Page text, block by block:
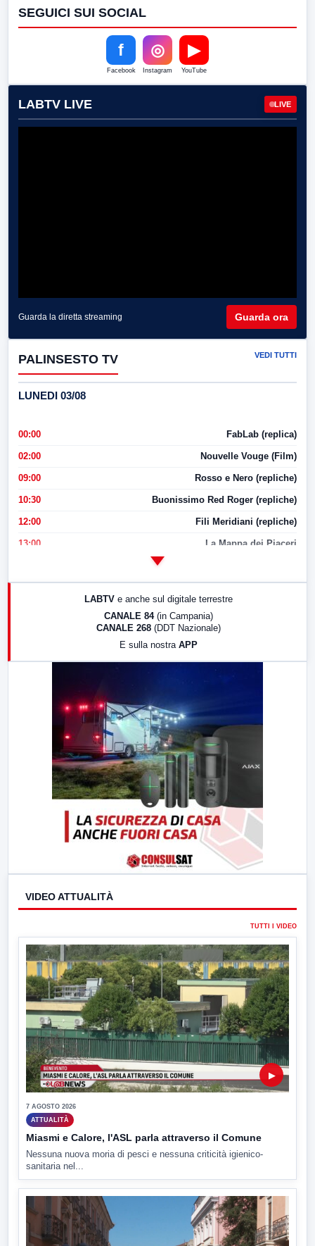
SEGUICI SUI SOCIAL
f
Facebook
◎
Instagram
▶
YouTube
LABTV LIVE LIVE
Guarda la diretta streaming Guarda ora
PALINSESTO TV VEDI TUTTI
LUNEDI 03/08
00:00 FabLab (replica)
02:00 Nouvelle Vouge (Film)
09:00 Rosso e Nero (repliche)
10:30 Buonissimo Red Roger (repliche)
12:00 Fili Meridiani (repliche)
13:00 La Mappa dei Piaceri
LABTV e anche sul digitale terrestre
CANALE 84 (in Campania)
CANALE 268 (DDT Nazionale)
E sulla nostra APP
VIDEO ATTUALITÀ
TUTTI I VIDEO
▶
7 AGOSTO 2026
ATTUALITÀ
Miasmi e Calore, l'ASL parla attraverso il Comune
Nessuna nuova moria di pesci e nessuna criticità igienico-
sanitaria nel...